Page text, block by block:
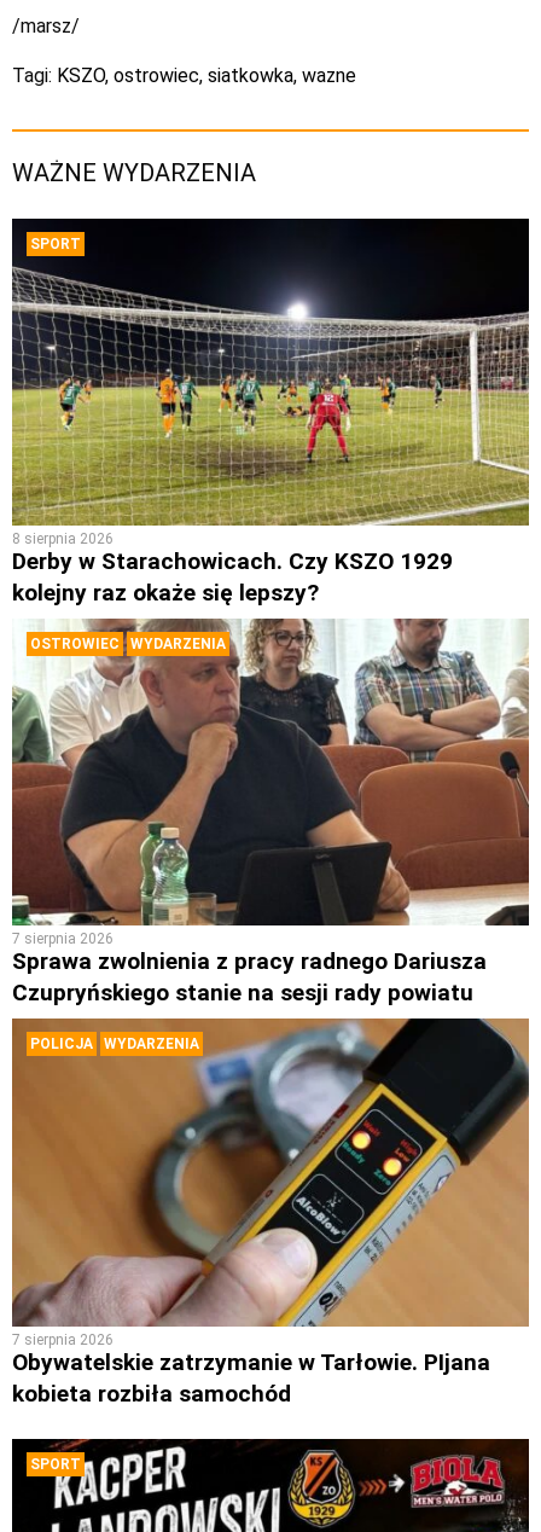
/marsz/
Tagi: KSZO, ostrowiec, siatkowka, wazne
WAŻNE WYDARZENIA
SPORT
8 sierpnia 2026
Derby w Starachowicach. Czy KSZO 1929
kolejny raz okaże się lepszy?
OSTROWIEC WYDARZENIA
7 sierpnia 2026
Sprawa zwolnienia z pracy radnego Dariusza
Czupryńskiego stanie na sesji rady powiatu
POLICJA WYDARZENIA
7 sierpnia 2026
Obywatelskie zatrzymanie w Tarłowie. PIjana
kobieta rozbiła samochód
SPORT